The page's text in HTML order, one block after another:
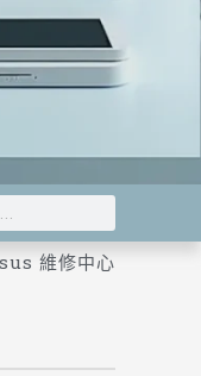
維修中心